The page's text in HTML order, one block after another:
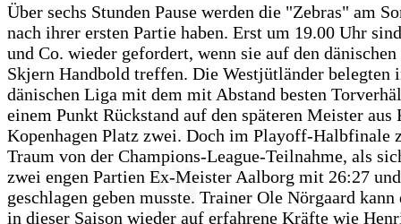
Über sechs Stunden Pause werden die "Zebras" am
nach ihrer ersten Partie haben. Erst um 19.00 Uhr
und Co. wieder gefordert, wenn sie auf den
Skjern Handbold treffen. Die Westjütländer belegten
dänischen Liga mit dem mit Abstand besten
einem Punkt Rückstand auf den späteren Meister
Kopenhagen Platz zwei. Doch im Playoff-Halbfinale
Traum von der Champions-League-Teilnahme, als
zwei engen Partien Ex-Meister Aalborg mit 26:27
geschlagen geben musste. Trainer Ole Nörgaard kann
in dieser Saison wieder auf erfahrene Kräfte wie